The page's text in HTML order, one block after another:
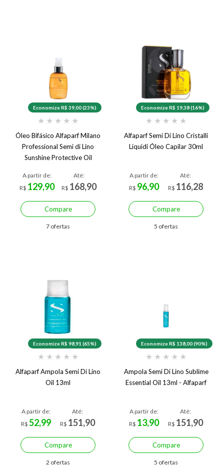
Economize R$ 39,00 (23%)
★ ★ ★ ★ ★
Óleo Bifásico Alfaparf Milano
Professional Semi di Lino
Sunshine Protective Oil
A partir de:
R$ 129,90
Até:
R$ 168,90
Compare
7 ofertas
Economize R$ 19,38 (16%)
★ ★ ★ ★ ★
Alfaparf Semi Di Lino Cristalli
Liquidi Óleo Capilar 30ml
A partir de:
R$ 96,90
Até:
R$ 116,28
Compare
5 ofertas
Economize R$ 98,91 (65%)
★ ★ ★ ★ ★
Alfaparf Ampola Semi Di Lino
Oil 13ml
A partir de:
R$ 52,99
Até:
R$ 151,90
Compare
2 ofertas
Economize R$ 138,00 (90%)
★ ★ ★ ★ ★
Ampola Semi Di Lino Sublime
Essential Oil 13ml - Alfaparf
A partir de:
R$ 13,90
Até:
R$ 151,90
Compare
5 ofertas